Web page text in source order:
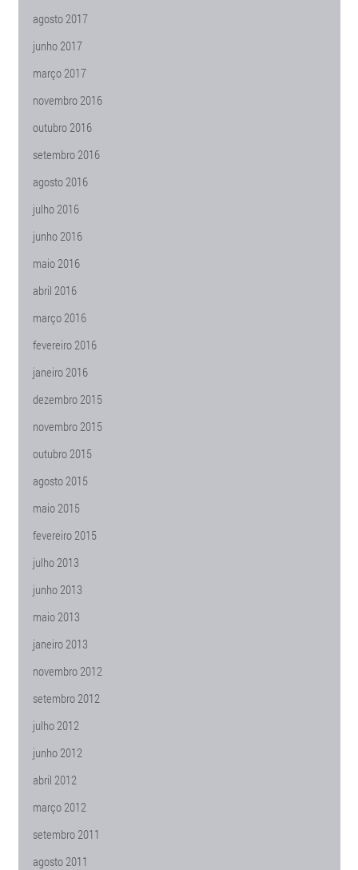
agosto 2017
junho 2017
março 2017
novembro 2016
outubro 2016
setembro 2016
agosto 2016
julho 2016
junho 2016
maio 2016
abril 2016
março 2016
fevereiro 2016
janeiro 2016
dezembro 2015
novembro 2015
outubro 2015
agosto 2015
maio 2015
fevereiro 2015
julho 2013
junho 2013
maio 2013
janeiro 2013
novembro 2012
setembro 2012
julho 2012
junho 2012
abril 2012
março 2012
setembro 2011
agosto 2011